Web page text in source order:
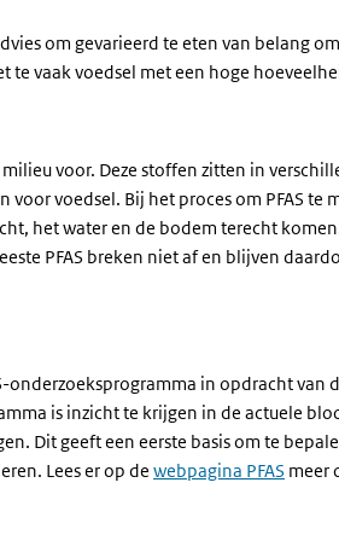
om gevarieerd te eten van belang
vaak voedsel met een hoge
voor. Deze stoffen zitten in
voedsel. Bij het proces om PFAS te
het water en de bodem terecht
PFAS breken niet af en blijven
onderzoeksprogramma in opdracht van
is inzicht te krijgen in de actuele
Dit geeft een eerste basis om te
Lees er op de webpagina PFAS meer